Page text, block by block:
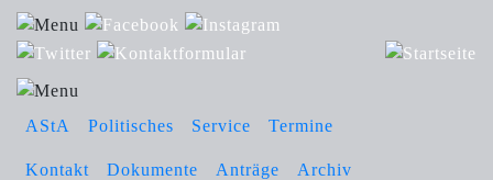
AStA Politisches Service Termine
Kontakt Dokumente Anträge Archiv